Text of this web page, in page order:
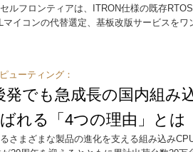
ルフロンティアは、ITRON仕様の既存
イコンの代替選定、基板改版サービスを
ューティング：
発でも急成長の国内組み
れる「4つの理由」とは
さまざまな製品の進化を支える組み込み